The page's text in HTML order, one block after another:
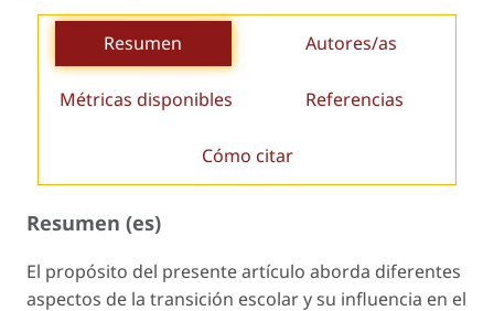
Resumen Autores/as
Métricas disponibles Referencias
Cómo citar
Resumen (es)
El propósito del presente artículo aborda diferentes
aspectos de la transición escolar y su influencia en el